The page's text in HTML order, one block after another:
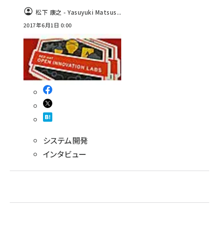
松下 康之 - Yasuyuki Matsus...
2017年6月1日 0:00
システム開発
インタビュー